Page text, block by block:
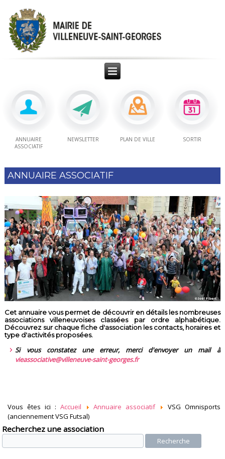
ANNUAIRE
ASSOCIATIF
NEWSLETTER PLAN DE VILLE SORTIR
ANNUAIRE ASSOCIATIF
Cet annuaire vous permet de découvrir en détails les nombreuses
associations villeneuvoises classées par ordre alphabétique.
Découvrez sur chaque fiche d'association les contacts, horaires et
type d'activités proposées.
Si vous constatez une erreur, merci d'envoyer un mail à
vieassociative@villeneuve-saint-georges.fr
Vous êtes ici : Accueil Annuaire associatif
VSG Omnisports
(anciennement VSG Futsal)
Recherchez une association
Recherche